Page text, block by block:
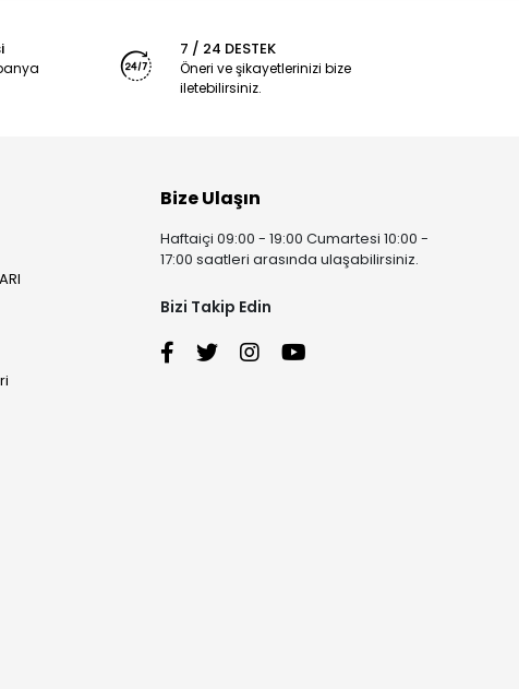
7 / 24 DESTEK
Öneri ve şikayetlerinizi bize
iletebilirsiniz.
Bize Ulaşın
Haftaiçi 09:00 - 19:00 Cumartesi 10:00 -
17:00 saatleri arasında ulaşabilirsiniz.
Bizi Takip Edin